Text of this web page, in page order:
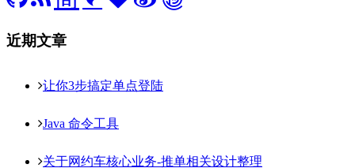
近期文章
让你3步搞定单点登陆
Java 命令工具
关于网约车核心业务-推单相关设计整理